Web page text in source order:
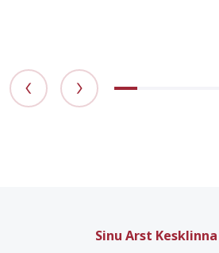
Sinu Arst